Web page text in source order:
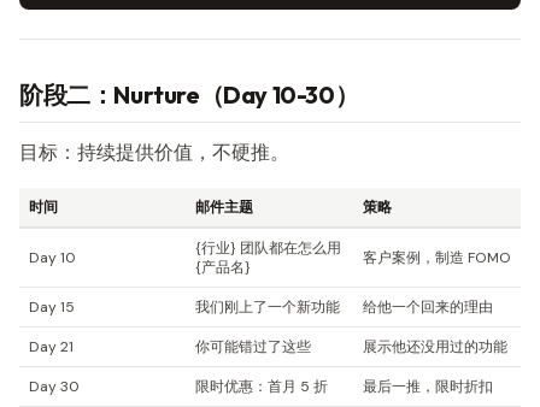
阶段二：Nurture（Day 10-30）
目标：持续提供价值，不硬推。
时间 邮件主题 策略
Day 10
{行业} 团队都在怎么用
{产品名}
客户案例，制造 FOMO
Day 15 我们刚上了一个新功能 给他一个回来的理由
Day 21 你可能错过了这些 展示他还没用过的功能
Day 30 限时优惠：首月 5 折 最后一推，限时折扣